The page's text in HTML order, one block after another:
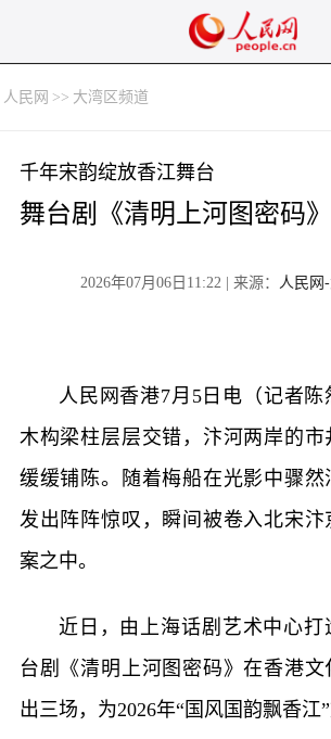
人民网 >> 大湾区频道
千年宋韵绽放香江舞台
舞台剧《清明上河图密码
2026年07月06日11:22 | 来源： 人民网
人民网香港7月5日电（记者陈
木构梁柱层层交错，汴河两岸的市
缓缓铺陈。随着梅船在光影中骤然
发出阵阵惊叹，瞬间被卷入北宋
案之中。
近日，由上海话剧艺术中心
台剧《清明上河图密码》在香港
出三场，为2026年“国风国韵飘香江